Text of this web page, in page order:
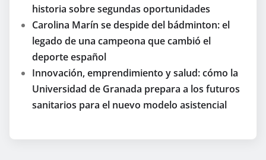
historia sobre segundas oportunidades
Carolina Marín se despide del bádminton: el
legado de una campeona que cambió el
deporte español
Innovación, emprendimiento y salud: cómo la
Universidad de Granada prepara a los futuros
sanitarios para el nuevo modelo asistencial